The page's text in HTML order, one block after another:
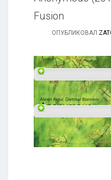
Fusion
ОПУБЛИКОВАЛ